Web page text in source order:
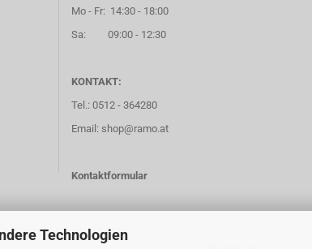
Technologien
Mo - Fr: 14:30 - 18:00
Sa: 09:00 - 12:30
KONTAKT:
Tel.: 0512 - 364280
Email: shop@ramo.at
Kontaktformular